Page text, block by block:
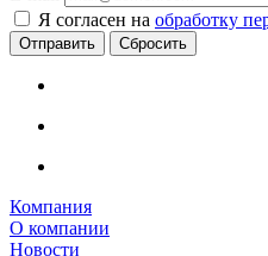
Я согласен на обработку
Сбросить
Компания
О компании
Новости